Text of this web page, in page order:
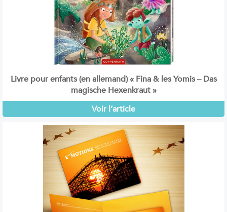
Livre pour enfants (en allemand) « Fina & les Yomis – Das
magische Hexenkraut »
Voir l’article